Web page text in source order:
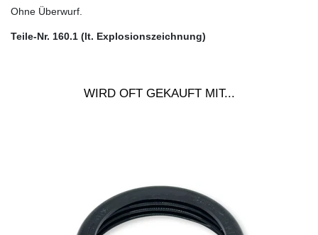
Ohne Überwurf.
Teile-Nr. 160.1 (lt. Explosionszeichnung)
WIRD OFT GEKAUFT MIT...